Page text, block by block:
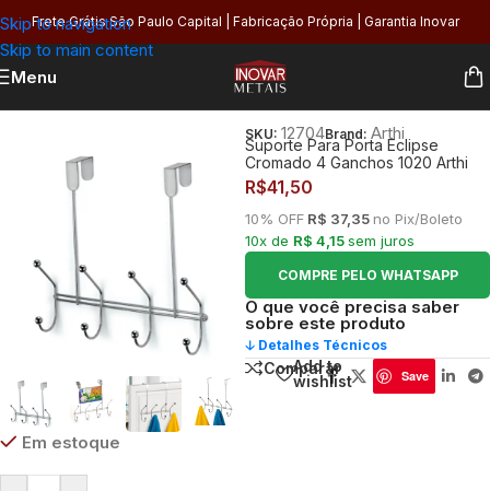
Skip to navigation
Skip to main content
Frete Grátis São Paulo Capital | Fabricação Própria | Garantia Inovar
Menu
Em estoque
SKU: 12704Brand: Arthi
Suporte Para Porta Eclipse
Cromado 4 Ganchos 1020 Arthi
R$41,50
10% OFF R$ 37,35 no Pix/Boleto
10x de R$ 4,15sem juros
COMPRE PELO WHATSAPP
O que você precisa saber
sobre este produto
🡣 Detalhes Técnicos
Comparar
Add to
wishlist
Save